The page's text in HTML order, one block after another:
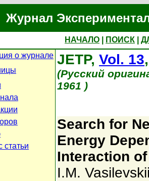
Журнал
НАЧАЛО ПОИСК
о журнале
статьи
JETP, Vol. 13
(Русский
1961 )
Search for
Energy
Interaction
I.M.